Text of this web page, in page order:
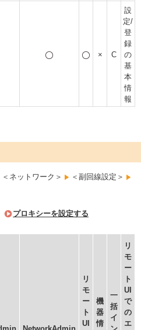
× C
設
定/
登
録
の
基
本
情
報
＜ネットワーク＞
＜副回線設定＞
プロキシーを設定する
リ
モ
ー
ト
UI
機
器
情
一
括
イ
リ
モ
ー
ト
UI
で
の
エ